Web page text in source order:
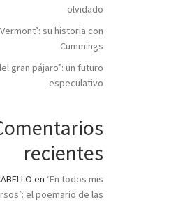
olvidado
su historia con
Cummings
gran pájaro’: un futuro
especulativo
recientes
en ‘En todos mis
el poemario de las